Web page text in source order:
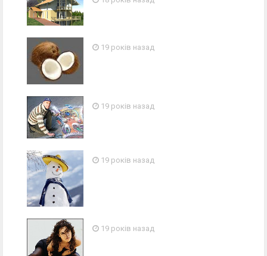
19 років назад
19 років назад
19 років назад
19 років назад